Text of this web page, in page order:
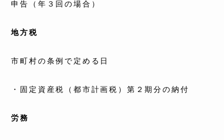
申告（年３回の場合）
地方税
市町村の条例で定める日
・固定資産税（都市計画税）第２期分の納付
労務